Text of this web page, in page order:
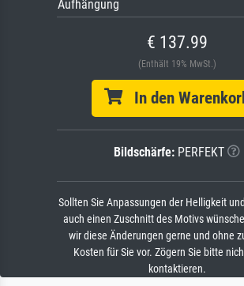
Aufhängung
€ 137.99
(Enthält 19% MwSt.)
In den
Bildschärfe: PERFEKT
Sollten Sie Anpassungen der Helligkeit
auch einen Zuschnitt des Motivs
wir diese Änderungen gerne und ohne
Kosten für Sie vor. Zögern Sie bitte
kontaktieren.